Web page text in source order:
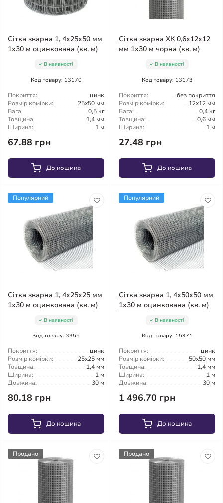
Сітка зварна 1, 4x25x50 мм
1x30 м оцинкована (кв. м)
В наявності
Код товару: 13170
Покриття:
цинк
Розмір комірки:
25x50 мм
Вага:
0,5 кг
Товщина:
1,4 мм
Ширина:
1 м
67.88 грн
До кошика
Сітка зварна ХК 0,6x12x12
мм 1x30 м чорна (кв. м)
В наявності
Код товару: 13173
Покриття:
без покриття
Розмір комірки:
12x12 мм
Вага:
0,4 кг
Товщина:
0,6 мм
Ширина:
1 м
27.48 грн
До кошика
Популярний
Сітка зварна 1, 4x25x25 мм
1x30 м оцинкована (кв. м)
В наявності
Код товару: 3355
Покриття:
цинк
Розмір комірки:
25x25 мм
Товщина:
1,4 мм
Ширина:
1 м
Довжина:
30 м
80.18 грн
До кошика
Популярний
Сітка зварна 1, 4x50x50 мм
1x30 м оцинкована (кв. м)
В наявності
Код товару: 15971
Покриття:
цинк
Розмір комірки:
50x50 мм
Товщина:
1,4 мм
Ширина:
1 м
Довжина:
30 м
1 496.70 грн
До кошика
Продано Продано